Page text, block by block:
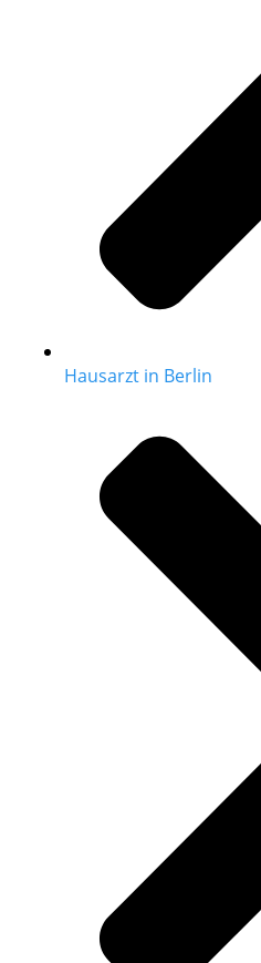
Hausarzt in Berlin